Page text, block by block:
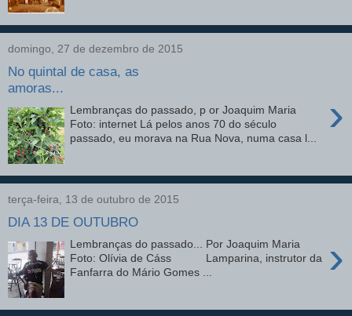
domingo, 27 de dezembro de 2015
No quintal de casa, as
amoras...
›
Lembranças do passado, p or Joaquim Maria
Foto: internet Lá pelos anos 70 do século
passado, eu morava na Rua Nova, numa casa l...
terça-feira, 13 de outubro de 2015
DIA 13 DE OUTUBRO
›
Lembranças do passado... Por Joaquim Maria
Foto: Olívia de Cáss Lamparina, instrutor da
Fanfarra do Mário Gomes ...